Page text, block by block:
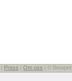
| Press | Om oss | © Betapet